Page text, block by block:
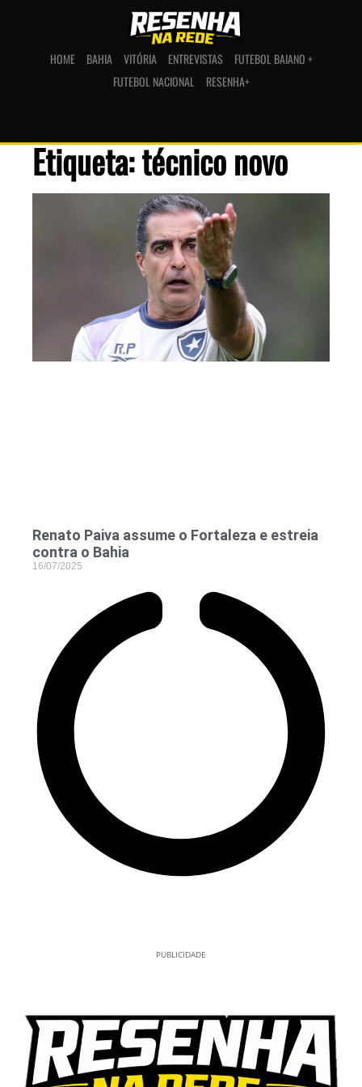
HOME BAHIA VITÓRIA ENTREVISTAS
FUTEBOL BAIANO +
FUTEBOL NACIONAL
RESENHA+
Etiqueta: técnico novo
Renato Paiva assume o Fortaleza e estreia
contra o Bahia
16/07/2025
PUBLICIDADE